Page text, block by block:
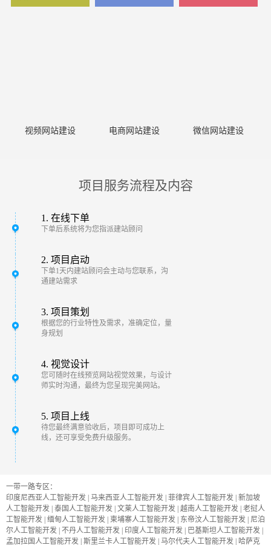
视频网站建设 电商网站建设 微信网站建设
项目服务流程及内容
1. 在线下单
下单后系统将为您指派建站顾问
2. 项目启动
下单1天内建站顾问会主动与您联系，沟
通建站需求
3. 项目策划
根据您的行业特性及需求，准确定位，量
身规划
4. 视觉设计
您可随时在线预览网站视觉效果，与设计
师实时沟通，最终为您呈现完美网站。
5. 项目上线
待您最终满意验收后，项目即可成功上
线，还可享受免费升级服务。
一带一路专区：
印度尼西亚人工智能开发 | 马来西亚人工智能开发 | 菲律宾人工智能开发 | 新加坡
人工智能开发 | 泰国人工智能开发 | 文莱人工智能开发 | 越南人工智能开发 | 老挝人
工智能开发 | 缅甸人工智能开发 | 柬埔寨人工智能开发 | 东帝汶人工智能开发 | 尼泊
尔人工智能开发 | 不丹人工智能开发 | 印度人工智能开发 | 巴基斯坦人工智能开发 |
孟加拉国人工智能开发 | 斯里兰卡人工智能开发 | 马尔代夫人工智能开发 | 哈萨克